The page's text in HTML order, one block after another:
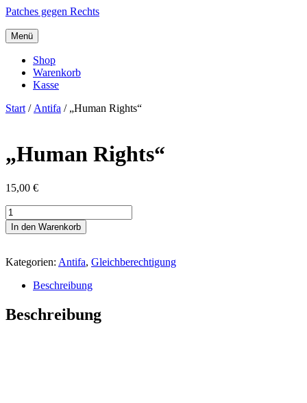
Patches gegen Rechts
Menü
Shop
Warenkorb
Kasse
Start / Antifa / „Human Rights“
„Human Rights“
15,00 €
"Human
Rights"
Menge
In den Warenkorb
Kategorien: Antifa, Gleichberechtigung
Beschreibung
Beschreibung